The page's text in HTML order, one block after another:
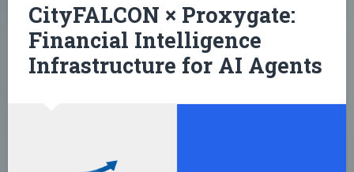
CityFALCON × Proxygate:
Financial Intelligence
Infrastructure for AI Agents